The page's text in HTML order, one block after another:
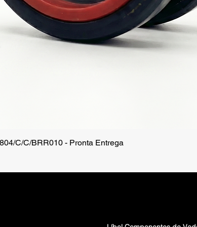
Visualização rápida
C/C/BRR010 - Pronta Entrega